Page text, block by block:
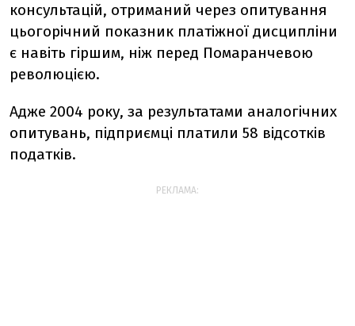
консультацій, отриманий через опитування
цьогорічний показник платіжної дисципліни
є навіть гіршим, ніж перед Помаранчевою
революцією.
Адже 2004 року, за результатами аналогічних
опитувань, підприємці платили 58 відсотків
податків.
РЕКЛАМА: